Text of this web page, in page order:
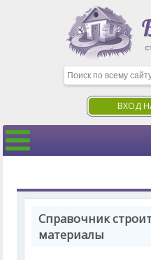
ВХОД
Справочник
материалы